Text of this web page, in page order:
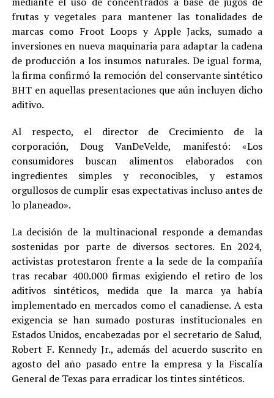
frutas y vegetales para mantener las tonalidades de
marcas como Froot Loops y Apple Jacks, sumado a
inversiones en nueva maquinaria para adaptar la cadena
de producción a los insumos naturales. De igual forma,
la firma confirmó la remoción del conservante sintético
BHT en aquellas presentaciones que aún incluyen dicho
aditivo.
Al respecto, el director de Crecimiento de la
corporación, Doug VanDeVelde, manifestó: «Los
consumidores buscan alimentos elaborados con
ingredientes simples y reconocibles, y estamos
orgullosos de cumplir esas expectativas incluso antes de
lo planeado».
La decisión de la multinacional responde a demandas
sostenidas por parte de diversos sectores. En 2024,
activistas protestaron frente a la sede de la compañía
tras recabar 400.000 firmas exigiendo el retiro de los
aditivos sintéticos, medida que la marca ya había
implementado en mercados como el canadiense. A esta
exigencia se han sumado posturas institucionales en
Estados Unidos, encabezadas por el secretario de Salud,
Robert F. Kennedy Jr., además del acuerdo suscrito en
agosto del año pasado entre la empresa y la Fiscalía
General de Texas para erradicar los tintes sintéticos.